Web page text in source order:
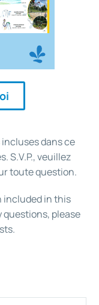
dans ce
S.V.P., veuillez
toute question.
included in this
questions, please